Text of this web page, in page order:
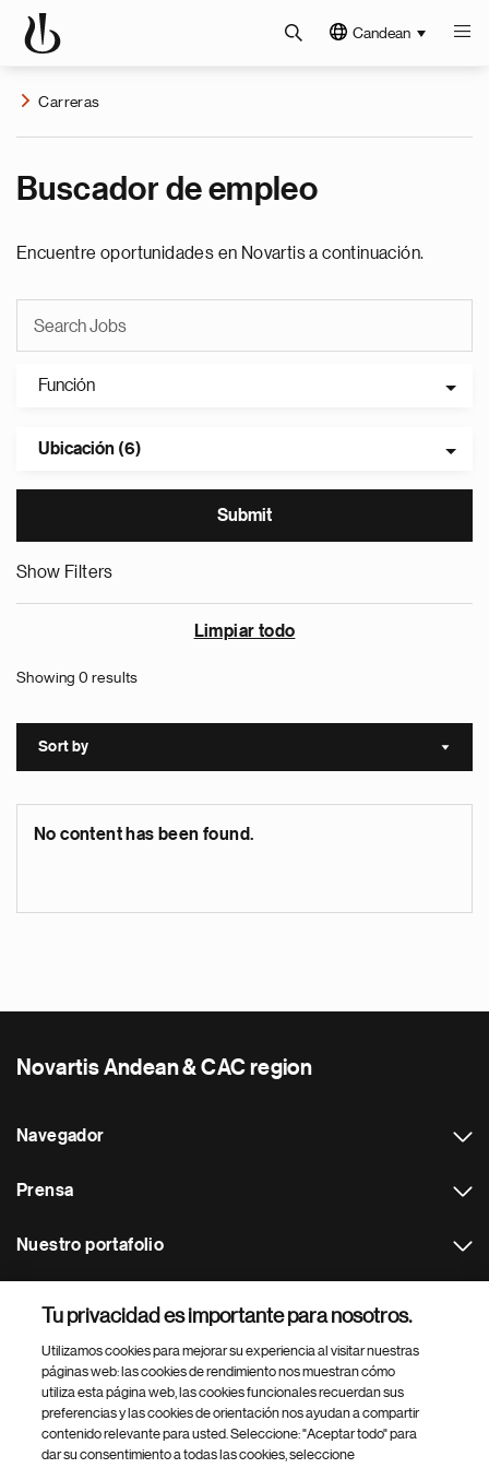
Candean
Carreras
Buscador de empleo
Encuentre oportunidades en Novartis a continuación.
Función
Ubicación (6)
Show Filters
Limpiar todo
Showing 0 results
Sort by Sort
No content has been found.
Novartis Andean & CAC region
Navegador
Prensa
Nuestro portafolio
Footer Site Search
Tu privacidad es importante para nosotros.
Utilizamos cookies para mejorar su experiencia al visitar nuestras
páginas web: las cookies de rendimiento nos muestran cómo
utiliza esta página web, las cookies funcionales recuerdan sus
preferencias y las cookies de orientación nos ayudan a compartir
contenido relevante para usted. Seleccione: "Aceptar todo" para
dar su consentimiento a todas las cookies, seleccione